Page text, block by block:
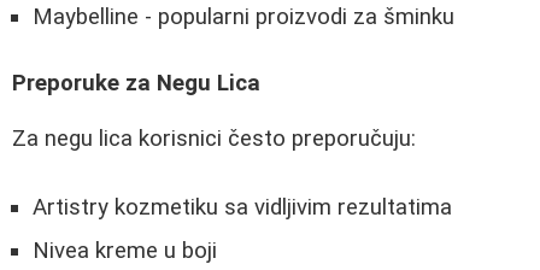
Maybelline - popularni proizvodi za šminku
Preporuke za Negu Lica
Za negu lica korisnici često preporučuju:
Artistry kozmetiku sa vidljivim rezultatima
Nivea kreme u boji